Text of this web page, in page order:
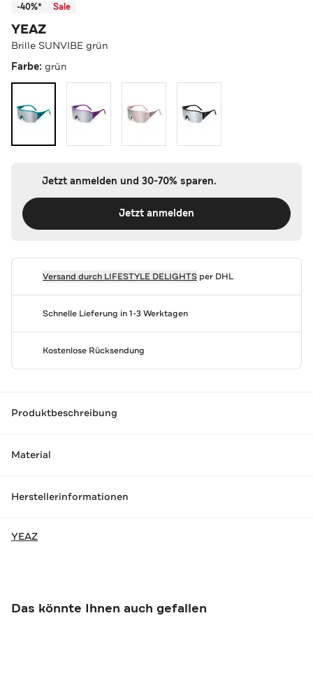
-40%* Sale
YEAZ
Brille SUNVIBE grün
Farbe: grün
Jetzt anmelden und 30-70% sparen.
Jetzt anmelden
Versand durch LIFESTYLE DELIGHTSper DHL
Schnelle Lieferung in 1-3 Werktagen
Kostenlose Rücksendung
Produktbeschreibung
Material
Herstellerinformationen
YEAZ
Das könnte Ihnen auch gefallen